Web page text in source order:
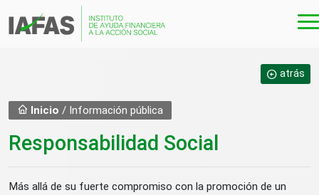
Ir al contenido principal
Inicio / Información pública
Responsabilidad Social
atrás
Más allá de su fuerte compromiso con la promoción de un